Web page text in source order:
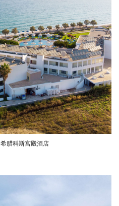
希腊科斯宫殿酒店